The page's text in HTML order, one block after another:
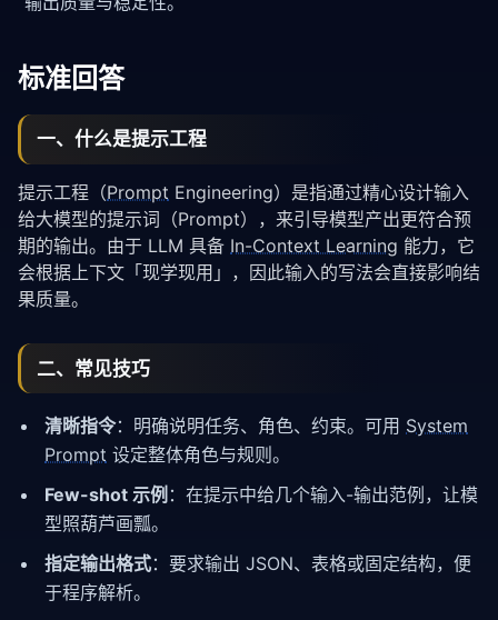
标准回答
一、什么是提示工程
提示工程（Prompt Engineering）是指通过精心设计输入
给大模型的提示词（Prompt），来引导模型产出更符合预
期的输出。由于 LLM 具备 In-Context Learning 能力，它
会根据上下文「现学现用」，因此输入的写法会直接影响结
果质量。
二、常见技巧
清晰指令：明确说明任务、角色、约束。可用 System
Prompt 设定整体角色与规则。
Few-shot 示例 ：在提示中给几个输入-输出范例，让模
型照葫芦画瓢。
指定输出格式：要求输出 JSON、表格或固定结构，便
于程序解析。